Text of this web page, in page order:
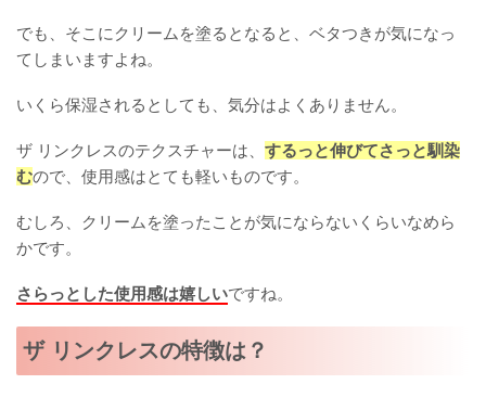
でも、そこにクリームを塗るとなると、ベタつきが気になっ
てしまいますよね。
いくら保湿されるとしても、気分はよくありません。
ザ リンクレスのテクスチャーは、 するっと伸びてさっと馴染
むので、使用感はとても軽いものです。
むしろ、クリームを塗ったことが気にならないくらいなめら
かです。
さらっとした使用感は嬉しいですね。
ザ リンクレスの特徴は？